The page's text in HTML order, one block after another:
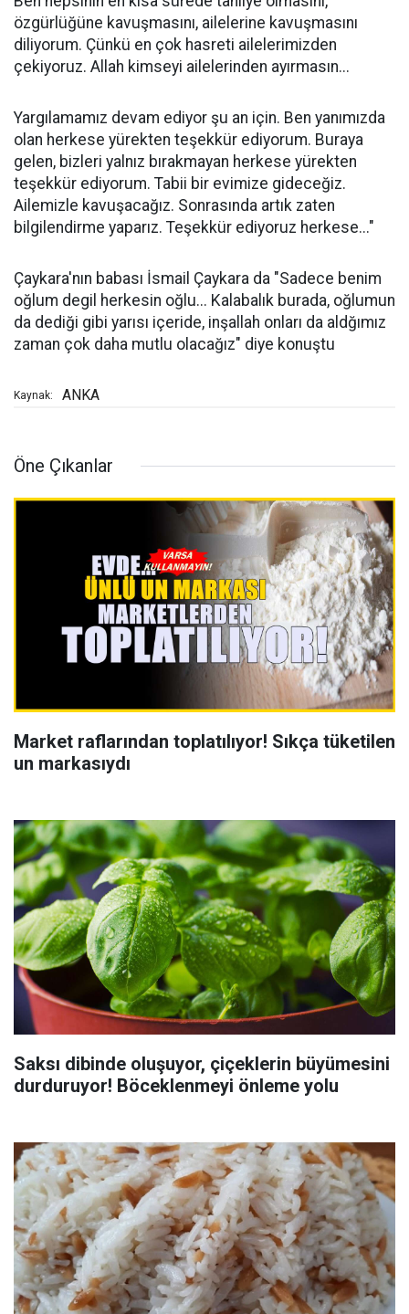
özgürlüğüne kavuşmasını, ailelerine kavuşmasını
diliyorum. Çünkü en çok hasreti ailelerimizden
çekiyoruz. Allah kimseyi ailelerinden ayırmasın...
Yargılamamız devam ediyor şu an için. Ben yanımızda
olan herkese yürekten teşekkür ediyorum. Buraya
gelen, bizleri yalnız bırakmayan herkese yürekten
teşekkür ediyorum. Tabii bir evimize gideceğiz.
Ailemizle kavuşacağız. Sonrasında artık zaten
bilgilendirme yaparız. Teşekkür ediyoruz herkese..."
Çaykara'nın babası İsmail Çaykara da "Sadece benim
oğlum degil herkesin oğlu... Kalabalık burada, oğlumun
da dediği gibi yarısı içeride, inşallah onları da aldğımız
zaman çok daha mutlu olacağız" diye konuştu
Kaynak: ANKA
Öne Çıkanlar
Market raflarından toplatılıyor! Sıkça tüketilen
un markasıydı
Saksı dibinde oluşuyor, çiçeklerin büyümesini
durduruyor! Böceklenmeyi önleme yolu